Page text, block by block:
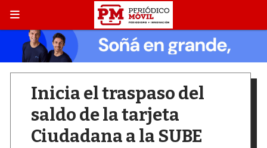
Inicia el traspaso del
saldo de la tarjeta
Ciudadana a la SUBE